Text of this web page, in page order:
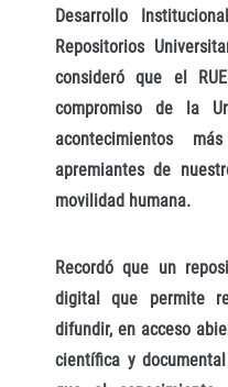
Desarrollo
Repositorios
consideró que el
compromiso de la
acontecimientos
apremiantes de
movilidad humana.
Recordó que un
digital que permite
difundir, en acceso
científica y